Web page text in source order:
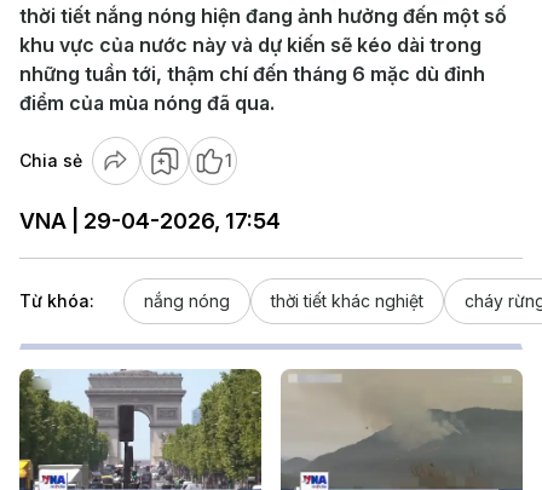
thời tiết nắng nóng hiện đang ảnh hưởng đến một số
khu vực của nước này và dự kiến sẽ kéo dài trong
những tuần tới, thậm chí đến tháng 6 mặc dù đỉnh
điểm của mùa nóng đã qua.
Chia sẻ 1
VNA | 29-04-2026, 17:54
Từ khóa: nắng nóng thời tiết khác nghiệt cháy